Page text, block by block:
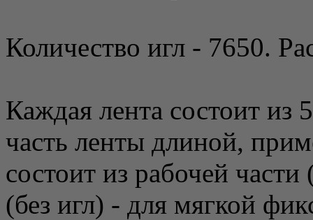
Количество игл - 7650.
Каждая лента состоит из
часть ленты длиной,
состоит из рабочей
(без игл) - для мягкой